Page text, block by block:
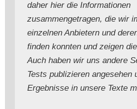
daher hier die Informationen
zusammengetragen, die wir
einzelnen Anbietern und
finden konnten und zeigen
Auch haben wir uns andere
Tests publizieren angesehen
Ergebnisse in unsere Texte